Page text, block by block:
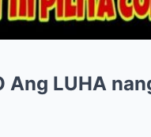
Ang LUHA